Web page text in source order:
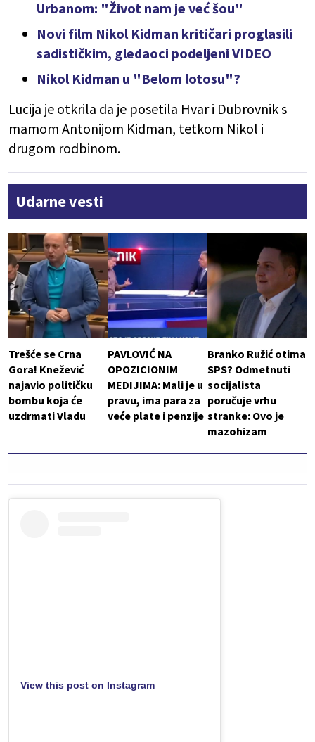
Urbanom: "Život nam je već šou"
Novi film Nikol Kidman kritičari proglasili
sadističkim, gledaoci podeljeni VIDEO
Nikol Kidman u "Belom lotosu"?
Lucija je otkrila da je posetila Hvar i Dubrovnik s
mamom Antonijom Kidman, tetkom Nikol i
drugom rodbinom.
Udarne vesti
Trešće se Crna
Gora! Knežević
najavio političku
bombu koja će
uzdrmati Vladu
PAVLOVIĆ NA
OPOZICIONIM
MEDIJIMA: Mali je u
pravu, ima para za
veće plate i penzije
Branko Ružić otima
SPS? Odmetnuti
socijalista
poručuje vrhu
stranke: Ovo je
mazohizam
View this post on Instagram